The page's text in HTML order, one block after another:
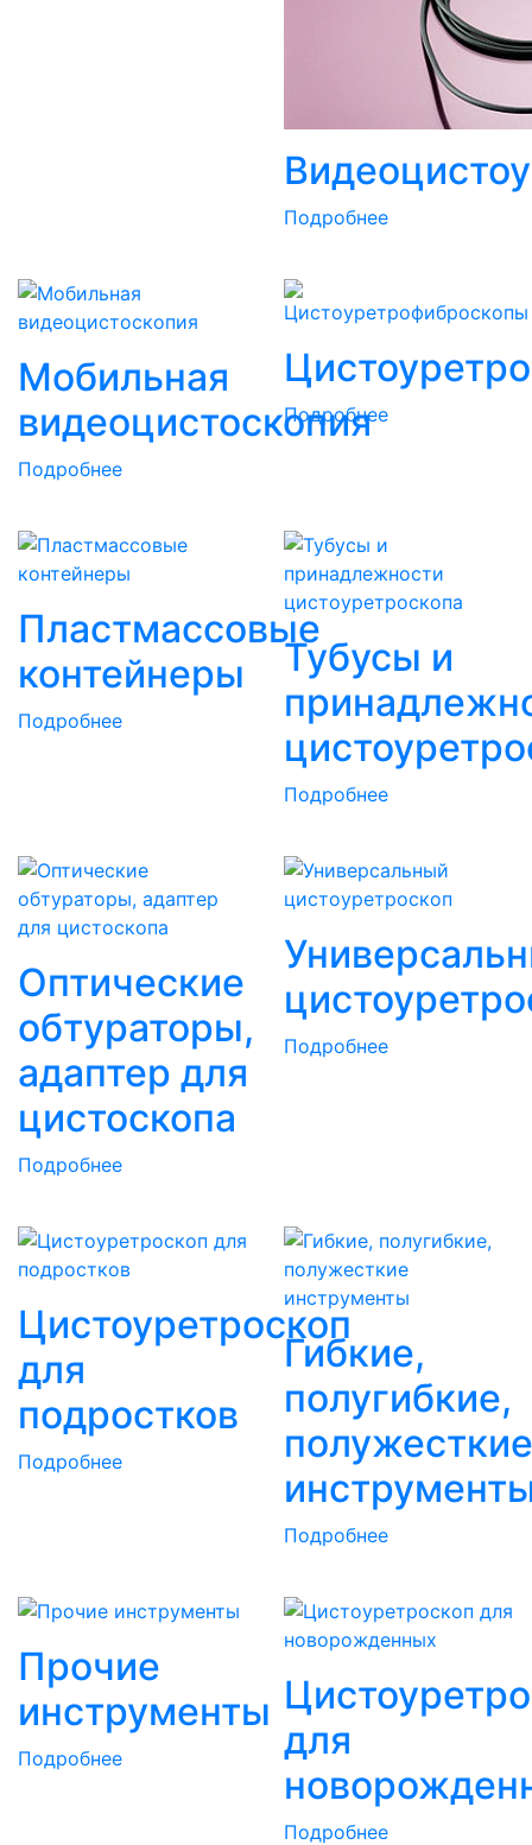
Подробнее
Мобильная
видеоцистоскопия
Подробнее
Подробнее
Пластмассовые
контейнеры
Подробнее
Тубусы и
Подробнее
Оптические
обтураторы,
адаптер для
цистоскопа
Подробнее
Подробнее
Цистоуретроскоп
для
подростков
Подробнее
Гибкие,
полугибкие,
полужесткие
Подробнее
Прочие
инструменты
Подробнее
для
Подробнее